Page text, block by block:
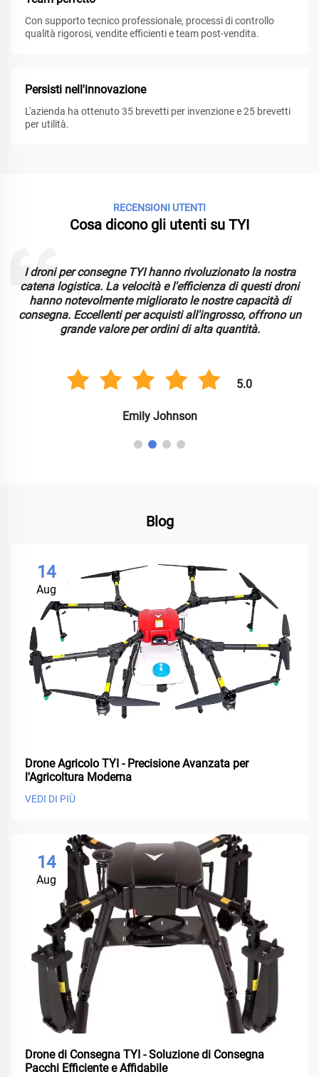
Con supporto tecnico professionale, processi di controllo
qualità rigorosi, vendite efficienti e team post-vendita.
Persisti nell'innovazione
L'azienda ha ottenuto 35 brevetti per invenzione e 25 brevetti
per utilità.
RECENSIONI UTENTI
Cosa dicono gli utenti su TYI
I droni per consegne TYI hanno rivoluzionato la nostra
catena logistica. La velocità e l'efficienza di questi droni
hanno notevolmente migliorato le nostre capacità di
consegna. Eccellenti per acquisti all'ingrosso, offrono un
grande valore per ordini di alta quantità.
5.0
Emily Johnson
Blog
14
Aug
Drone Agricolo TYI - Precisione Avanzata per
l'Agricoltura Moderna
VEDI DI PIÙ
14
Aug
Drone di Consegna TYI - Soluzione di Consegna
Pacchi Efficiente e Affidabile